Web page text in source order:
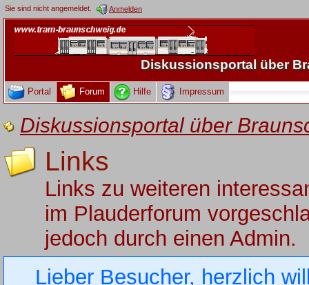
Sie sind nicht angemeldet. Anmelden
Diskussionsportal über
Portal Forum Hilfe Impressum
Diskussionsportal über
Links
Links zu weiteren
im Plauderforum
jedoch durch einen Admin.
Lieber Besucher, herzlich